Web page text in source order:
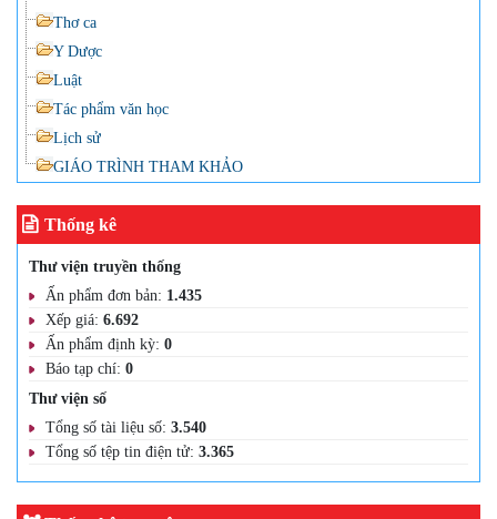
Thơ ca
Y Dược
Luật
Tác phẩm văn học
Lịch sử
GIÁO TRÌNH THAM KHẢO
Thống kê
Thư viện truyền thống
Ấn phẩm đơn bản: 1.435
Xếp giá: 6.692
Ấn phẩm định kỳ: 0
Báo tạp chí: 0
Thư viện số
Tổng số tài liệu số: 3.540
Tổng số tệp tin điện tử: 3.365